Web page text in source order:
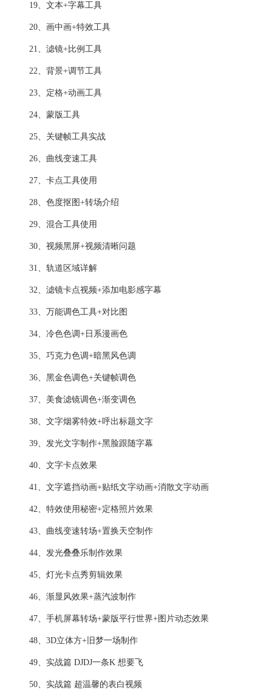
19、文本+字幕工具
20、画中画+特效工具
21、滤镜+比例工具
22、背景+调节工具
23、定格+动画工具
24、蒙版工具
25、关键帧工具实战
26、曲线变速工具
27、卡点工具使用
28、色度抠图+转场介绍
29、混合工具使用
30、视频黑屏+视频清晰问题
31、轨道区域详解
32、滤镜卡点视频+添加电影感字幕
33、万能调色工具+对比图
34、冷色色调+日系漫画色
35、巧克力色调+暗黑风色调
36、黑金色调色+关键帧调色
37、美食滤镜调色+渐变调色
38、文字烟雾特效+呼出标题文字
39、发光文字制作+黑脸跟随字幕
40、文字卡点效果
41、文字遮挡动画+贴纸文字动画+消散文字动画
42、特效使用秘密+定格照片效果
43、曲线变速转场+置换天空制作
44、发光叠叠乐制作效果
45、灯光卡点秀剪辑效果
46、渐显风效果+蒸汽波制作
47、手机屏幕转场+蒙版平行世界+图片动态效果
48、3D立体方+旧梦一场制作
49、实战篇 DJDJ一条K 想要飞
50、实战篇 超温馨的表白视频